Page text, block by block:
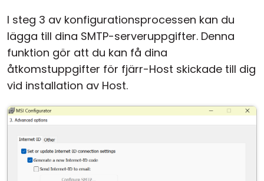
I steg 3 av konfigurationsprocessen kan du
lägga till dina SMTP-serveruppgifter. Denna
funktion gör att du kan få dina
åtkomstuppgifter för fjärr-Host skickade till dig
vid installation av Host.